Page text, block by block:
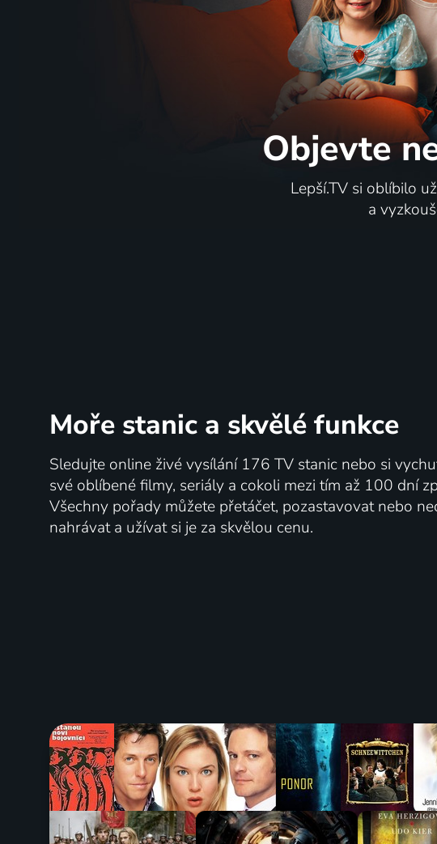
Objevte
Lepší.TV si oblíbilo
a
Moře stanic a skvělé funkce
Sledujte online živé vysílání 176 TV stanic nebo si
své oblíbené filmy, seriály a cokoli mezi tím až 100 dní
Všechny pořady můžete přetáčet, pozastavovat nebo
nahrávat a užívat si je za skvělou cenu.